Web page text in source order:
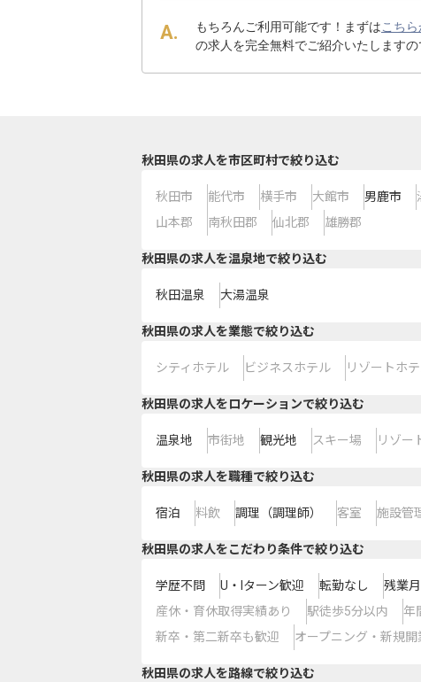
もちろんご利用可能です！まずはこち
の求人を完全無料でご紹介いたします
秋田県の求人を市区町村で絞り込む
秋田市 能代市 横手市 大館市 男鹿市
山本郡
南秋田郡 仙北郡 雄勝郡
秋田県の求人を温泉地で絞り込む
秋田温泉 大湯温泉
秋田県の求人を業態で絞り込む
シティホテル ビジネスホテル リゾートホ
秋田県の求人をロケーションで絞り込む
温泉地 市街地 観光地 スキー場 リゾー
秋田県の求人を職種で絞り込む
宿泊 料飲 調理（調理師） 客室 施設管
秋田県の求人をこだわり条件で絞り込む
学歴不問 U・Iターン歓迎 転勤なし 残業
産休・育休取得実績あり
駅徒歩5分以内 年
新卒・第二新卒も歓迎
オープニング・新規開
秋田県の求人を路線で絞り込む